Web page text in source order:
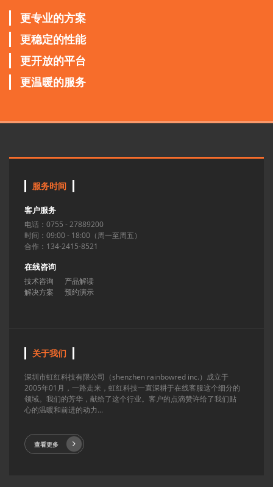
更专业的方案
更稳定的性能
更开放的平台
更温暖的服务
服务时间
客户服务
电话：0755 - 27889200
时间：09:00 - 18:00（周一至周五）
合作：134-2415-8521
在线咨询
技术咨询
产品解读
解决方案
预约演示
关于我们
深圳市虹红科技有限公司（shenzhen rainbowred inc.）成立于
2005年01月，一路走来，虹红科技一直深耕于在线客服这个细分的
领域。我们的芳华，献给了这个行业。客户的点滴赞许给了我们贴
心的温暖和前进的动力...
查看更多